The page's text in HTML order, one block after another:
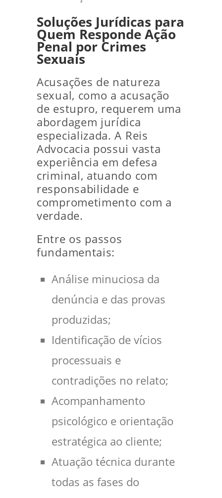
Soluções Jurídicas para
Quem Responde Ação
Penal por Crimes
Sexuais
Acusações de natureza
sexual, como a acusação
de estupro, requerem uma
abordagem jurídica
especializada. A Reis
Advocacia possui vasta
experiência em defesa
criminal, atuando com
responsabilidade e
comprometimento com a
verdade.
Entre os passos
fundamentais:
Análise minuciosa da
denúncia e das provas
produzidas;
Identificação de vícios
processuais e
contradições no relato;
Acompanhamento
psicológico e orientação
estratégica ao cliente;
Atuação técnica durante
todas as fases do